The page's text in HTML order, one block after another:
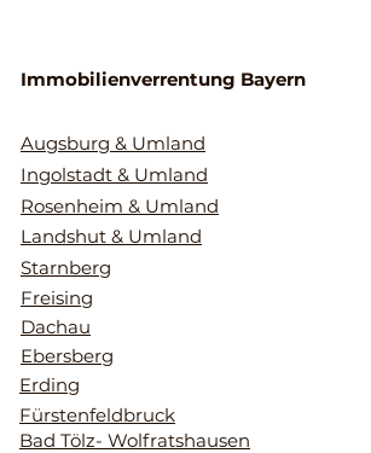
Immobilienverrentung Bayern
Augsburg & Umland
Ingolstadt & Umland
Rosenheim & Umland
Landshut & Umland
Starnberg
Freising
Dachau
Ebersberg
Erding
Fürstenfeldbruck
Bad Tölz- Wolfratshausen